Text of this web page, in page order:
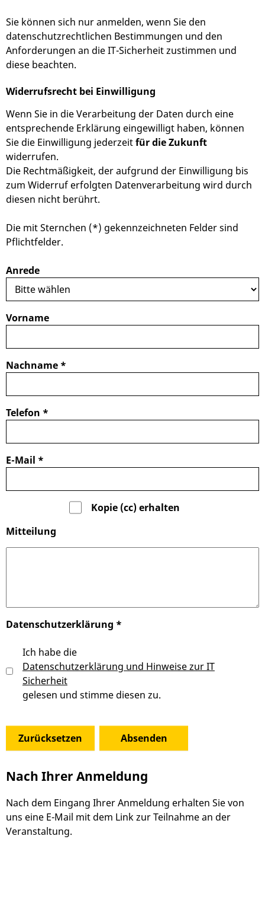
Sie können sich nur anmelden, wenn Sie den
datenschutzrechtlichen Bestimmungen und den
Anforderungen an die IT-Sicherheit zustimmen und
diese beachten.
Widerrufsrecht bei Einwilligung
Wenn Sie in die Verarbeitung der Daten durch eine
entsprechende Erklärung eingewilligt haben, können
Sie die Einwilligung jederzeitfür die Zukunft
widerrufen.
Die Rechtmäßigkeit, der aufgrund der Einwilligung bis
zum Widerruf erfolgten Datenverarbeitung wird durch
diesen nicht berührt.
Die mit Sternchen (*) gekennzeichneten Felder sind
Pflichtfelder.
Anrede
Vorname
Nachname *
Telefon *
E-Mail *
Kopie (cc) erhalten
Mitteilung
Datenschutzerklärung *
Ich habe die
Datenschutzerklärung und Hinweise zur IT
Sicherheit
gelesen und stimme diesen zu.
Nach Ihrer Anmeldung
Nach dem Eingang Ihrer Anmeldung erhalten Sie von
uns eine E-Mail mit dem Link zur Teilnahme an der
Veranstaltung.